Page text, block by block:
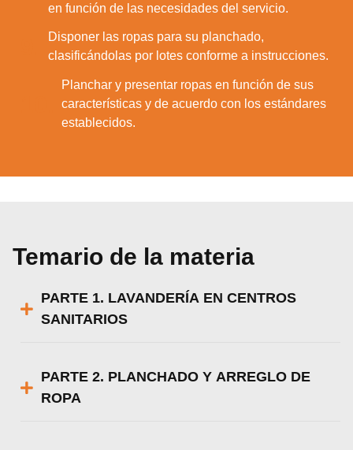
en función de las necesidades del servicio.
Disponer las ropas para su planchado,
clasificándolas por lotes conforme a instrucciones.
Planchar y presentar ropas en función de sus
características y de acuerdo con los estándares
establecidos.
Temario de la materia
PARTE 1. LAVANDERÍA EN CENTROS
SANITARIOS
PARTE 2. PLANCHADO Y ARREGLO DE
ROPA